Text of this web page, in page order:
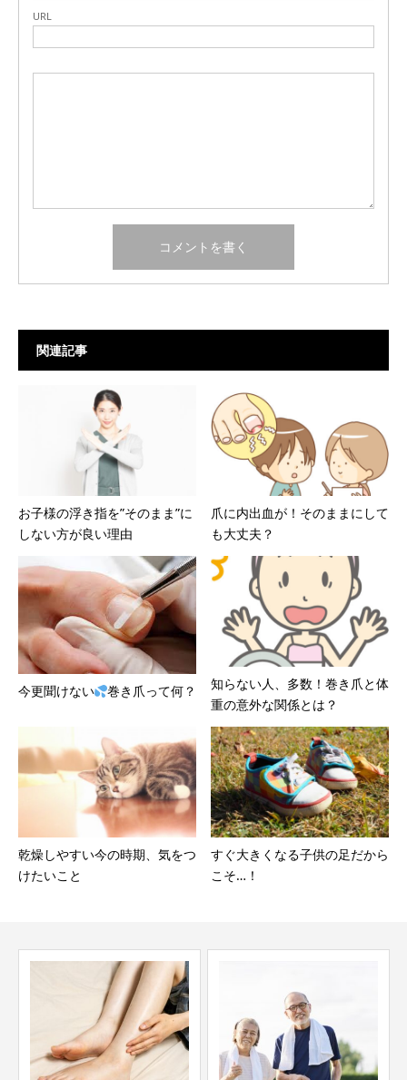
URL
関連記事
お子様の浮き指を”そのまま”に
しない方が良い理由
爪に内出血が！そのままにして
も大丈夫？
今更聞けない 巻き爪って何？
知らない人、多数！巻き爪と体
重の意外な関係とは？
乾燥しやすい今の時期、気をつ
けたいこと
すぐ大きくなる子供の足だから
こそ…！